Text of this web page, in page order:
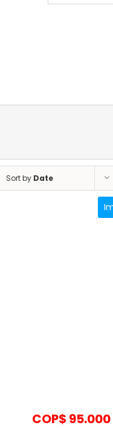
Sort by Date
COP$ 95.000